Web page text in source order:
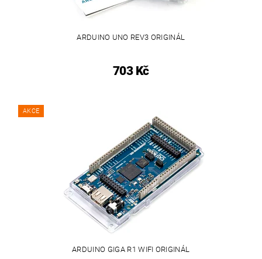
ARDUINO UNO REV3 ORIGINÁL
703 Kč
AKCE
ARDUINO GIGA R1 WIFI ORIGINÁL